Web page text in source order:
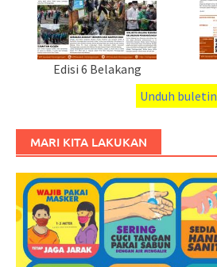
Edisi 6 Belakang
Unduh buletin
MARI KITA LAKUKAN